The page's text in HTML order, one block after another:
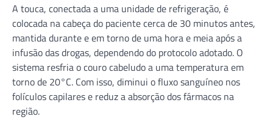
A touca, conectada a uma unidade de refrigeração, é
colocada na cabeça do paciente cerca de 30 minutos antes,
mantida durante e em torno de uma hora e meia após a
infusão das drogas, dependendo do protocolo adotado. O
sistema resfria o couro cabeludo a uma temperatura em
torno de 20°C. Com isso, diminui o fluxo sanguíneo nos
folículos capilares e reduz a absorção dos fármacos na
região.